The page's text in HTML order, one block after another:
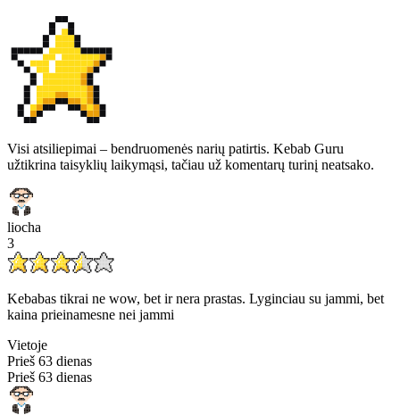
Visi atsiliepimai – bendruomenės narių patirtis. Kebab Guru
užtikrina taisyklių laikymąsi, tačiau už komentarų turinį neatsako.
liocha
3
Kebabas tikrai ne wow, bet ir nera prastas. Lyginciau su jammi, bet
kaina prieinamesne nei jammi
Vietoje
Prieš 63 dienas
Prieš 63 dienas